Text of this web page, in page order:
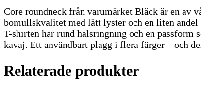
Core roundneck från varumärket Bläck är en av
bomullskvalitet med lätt lyster och en liten
T-shirten har rund halsringning och en passform
kavaj. Ett användbart plagg i flera färger – och
Relaterade produkter